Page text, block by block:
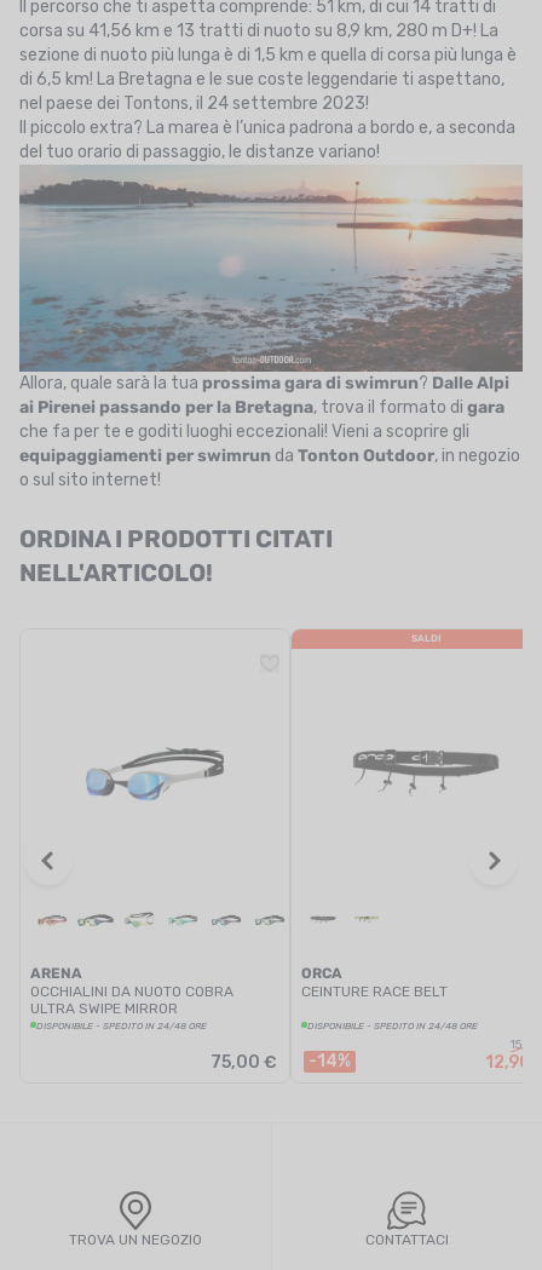
Il percorso che ti aspetta comprende: 51 km, di cui 14 tratti di
corsa su 41,56 km e 13 tratti di nuoto su 8,9 km, 280 m D+! La
sezione di nuoto più lunga è di 1,5 km e quella di corsa più lunga è
di 6,5 km! La Bretagna e le sue coste leggendarie ti aspettano,
nel paese dei Tontons, il 24 settembre 2023!
Il piccolo extra? La marea è l’unica padrona a bordo e, a seconda
del tuo orario di passaggio, le distanze variano!
Allora, quale sarà la tua prossima gara di swimrun? Dalle Alpi
ai Pirenei passando per la Bretagna, trova il formato di gara
che fa per te e goditi luoghi eccezionali! Vieni a scoprire gli
equipaggiamenti per swimrun da Tonton Outdoor, in negozio
o sul sito internet!
ORDINA I PRODOTTI CITATI
NELL'ARTICOLO!
ARENA
OCCHIALINI DA NUOTO COBRA
ULTRA SWIPE MIRROR
DISPONIBILE - SPEDITO IN 24/48 ORE
75,00 €
SALDI
ORCA
CEINTURE RACE BELT
DISPONIBILE - SPEDITO IN 24/48 ORE
-14%
15,00
12,90
TROVA UN NEGOZIO CONTATTACI